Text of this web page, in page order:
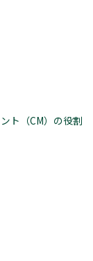
ト（CM）の役割